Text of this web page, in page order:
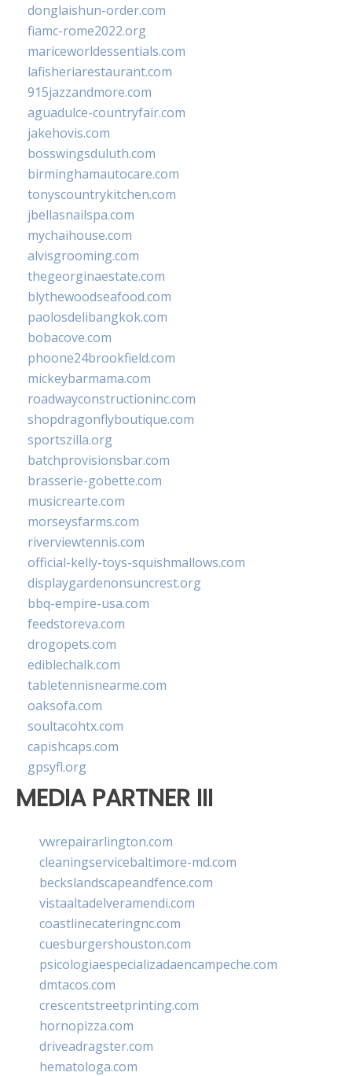
donglaishun-order.com
fiamc-rome2022.org
mariceworldessentials.com
lafisheriarestaurant.com
915jazzandmore.com
aguadulce-countryfair.com
jakehovis.com
bosswingsduluth.com
birminghamautocare.com
tonyscountrykitchen.com
jbellasnailspa.com
mychaihouse.com
alvisgrooming.com
thegeorginaestate.com
blythewoodseafood.com
paolosdelibangkok.com
bobacove.com
phoone24brookfield.com
mickeybarmama.com
roadwayconstructioninc.com
shopdragonflyboutique.com
sportszilla.org
batchprovisionsbar.com
brasserie-gobette.com
musicrearte.com
morseysfarms.com
riverviewtennis.com
official-kelly-toys-squishmallows.com
displaygardenonsuncrest.org
bbq-empire-usa.com
feedstoreva.com
drogopets.com
ediblechalk.com
tabletennisnearme.com
oaksofa.com
soultacohtx.com
capishcaps.com
gpsyfl.org
MEDIA PARTNER III
vwrepairarlington.com
cleaningservicebaltimore-md.com
beckslandscapeandfence.com
vistaaltadelveramendi.com
coastlinecateringnc.com
cuesburgershouston.com
psicologiaespecializadaencampeche.com
dmtacos.com
crescentstreetprinting.com
hornopizza.com
driveadragster.com
hematologa.com